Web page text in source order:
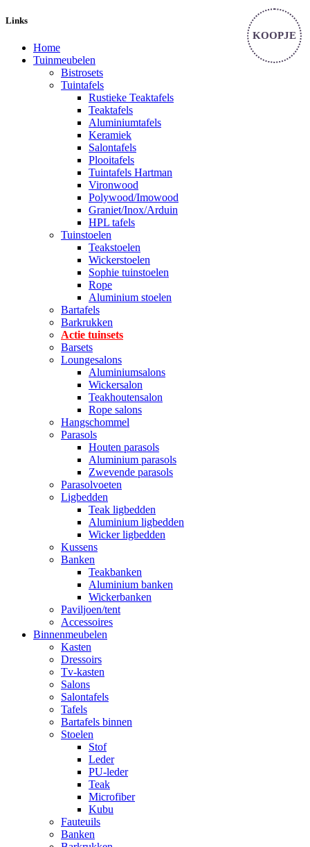
Links
Home
Tuinmeubelen
Bistrosets
Tuintafels
Rustieke Teaktafels
Teaktafels
Aluminiumtafels
Keramiek
Salontafels
Plooitafels
Tuintafels Hartman
Vironwood
Polywood/Imowood
Graniet/Inox/Arduin
HPL tafels
Tuinstoelen
Teakstoelen
Wickerstoelen
Sophie tuinstoelen
Rope
Aluminium stoelen
Bartafels
Barkrukken
Actie tuinsets
Barsets
Loungesalons
Aluminiumsalons
Wickersalon
Teakhoutensalon
Rope salons
Hangschommel
Parasols
Houten parasols
Aluminium parasols
Zwevende parasols
Parasolvoeten
Ligbedden
Teak ligbedden
Aluminium ligbedden
Wicker ligbedden
Kussens
Banken
Teakbanken
Aluminium banken
Wickerbanken
Paviljoen/tent
Accessoires
Binnenmeubelen
Kasten
Dressoirs
Tv-kasten
Salons
Salontafels
Tafels
Bartafels binnen
Stoelen
Stof
Leder
PU-leder
Teak
Microfiber
Kubu
Fauteuils
Banken
KOOPJE
KOOPJE